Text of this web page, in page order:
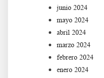
junio 2024
mayo 2024
abril 2024
marzo 2024
febrero 2024
enero 2024